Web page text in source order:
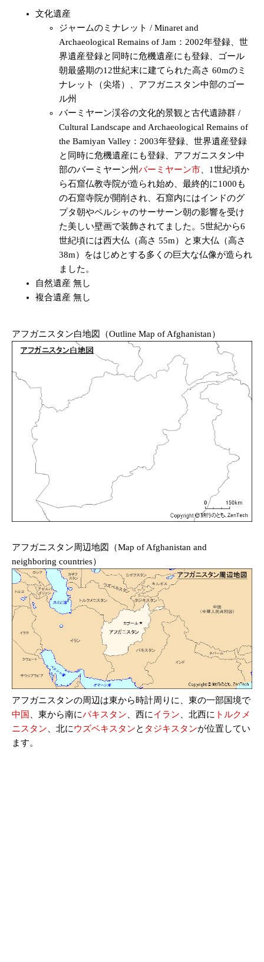
文化遺産
ジャームのミナレット / Minaret and
Archaeological Remains of Jam：2002年登録、世
界遺産登録と同時に危機遺産にも登録、ゴール
朝最盛期の12世紀末に建てられた高さ 60mのミ
ナレット（尖塔）、アフガニスタン中部のゴー
ル州
バーミヤーン渓谷の文化的景観と古代遺跡群 /
Cultural Landscape and Archaeological Remains of
the Bamiyan Valley：2003年登録、世界遺産登録
と同時に危機遺産にも登録、アフガニスタン中
部のバーミヤーン州バーミヤーン市 、1世紀頃か
ら石窟仏教寺院が造られ始め、最終的に1000も
の石窟寺院が開削され、石窟内にはインドのグ
プタ朝やペルシャのサーサーン朝の影響を受け
た美しい壁画で装飾されてました。5世紀から6
世紀頃には西大仏（高さ 55m）と東大仏（高さ
38m）をはじめとする多くの巨大な仏像が造られ
ました。
自然遺産 無し
複合遺産 無し
アフガニスタン白地図（Outline Map of Afghanistan）
アフガニスタン周辺地図（Map of Afghanistan and
neighboring countries）
アフガニスタンの周辺は東から時計周りに、東の一部国境で
中国 、東から南にパキスタン、西にイラン、北西に トルクメ
ニスタン、北にウズベキスタンと タジキスタンが位置してい
ます。